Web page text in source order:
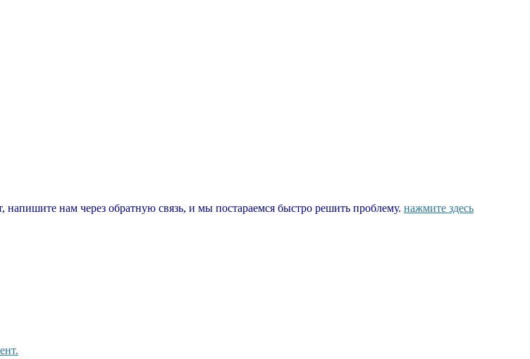
напишите нам через обратную связь, и мы постараемся быстро решить проблему. нажмите здесь